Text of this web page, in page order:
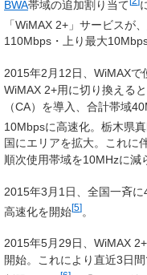
BWA帯域の追加割り当て
「WiMAX 2+ 」サービスが、
110Mbps・上り最大
2015年2月12日、WiMAX
WiMAX 2+用に切り換えると
（CA）を導入、合計帯域
10Mbpsに高速化。栃木県
国にエリアを拡大。これに
順次使用帯域を10MHzに減
2015年3月1日、全国一斉
高速化を開始[5]。
2015年5月29日、WiMAX
開始。これにより直近3日